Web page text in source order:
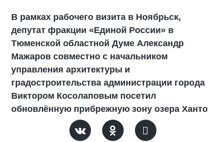
В рамках рабочего визита в Ноябрьск,
депутат фракции «Единой России» в
Тюменской областной Думе Александр
Мажаров совместно с начальником
управления архитектуры и
градостроительства администрации города
Виктором Косолаповым посетил
обновлённую прибрежную зону озера Ханто